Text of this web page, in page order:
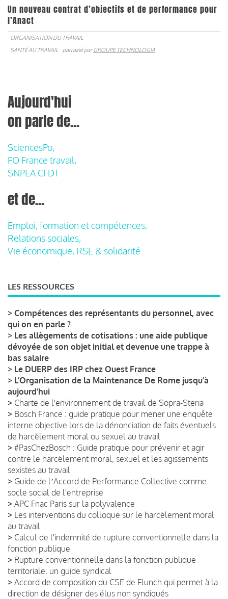
Un nouveau contrat d’objectifs et de performance pour
l’Anact
ORGANISATION DU TRAVAIL
SANTÉ AU TRAVAIL
parrainé parGROUPE TECHNOLOGIA
Aujourd'hui
on parle de...
SciencesPo,
FO France travail,
SNPEA CFDT
et de...
Emploi, formation et compétences,
Relations sociales,
Vie économique, RSE & solidarité
LES RESSOURCES
> Compétences des représentants du personnel, avec
qui on en parle ?
> Les allègements de cotisations : une aide publique
dévoyée de son objet initial et devenue une trappe à
bas salaire
> Le DUERP des IRP chez Ouest France
> L’Organisation de la Maintenance De Rome jusqu’à
aujourd’hui
> Charte de l'environnement de travail de Sopra-Steria
> Bosch France : guide pratique pour mener une enquête
interne objective lors de la dénonciation de faits éventuels
de harcèlement moral ou sexuel au travail
> #PasChezBosch : Guide pratique pour prévenir et agir
contre le harcèlement moral, sexuel et les agissements
sexistes au travail
> Guide de lʼAccord de Performance Collective comme
socle social de l'entreprise
> APC Fnac Paris sur la polyvalence
> Les interventions du colloque sur le harcèlement moral
au travail
> Calcul de l'indemnité de rupture conventionnelle dans la
fonction publique
> Rupture conventionnelle dans la fonction publique
territoriale, un guide syndical
> Accord de composition du CSE de Flunch qui permet à la
direction de désigner des élus non syndiqués